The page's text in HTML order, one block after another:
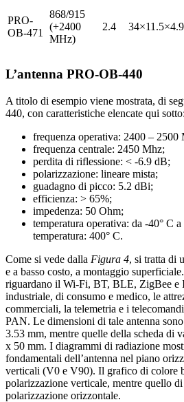
PRO-
OB-471
868/915
(+2400
MHz)
2.4 34×11.5×4.9
L’antenna PRO-OB-440
A titolo di esempio viene mostrata, di
440, con caratteristiche elencate qui sotto:
frequenza operativa: 2400 – 2500
frequenza centrale: 2450 Mhz;
perdita di riflessione: ˂ -6.9 dB;
polarizzazione: lineare mista;
guadagno di picco: 5.2 dBi;
efficienza: > 65%;
impedenza: 50 Ohm;
temperatura operativa: da -40° C
temperatura: 400° C.
Come si vede dalla Figura 4, si tratta di
e a basso costo, a montaggio
riguardano il Wi-Fi, BT, BLE, ZigBee e
industriale, di consumo e medico, le
commerciali, la telemetria e i
PAN. Le dimensioni di tale antenna
3.53 mm, mentre quelle della scheda di
x 50 mm. I diagrammi di radiazione
fondamentali dell’antenna nel piano
verticali (V0 e V90). Il grafico di colore
polarizzazione verticale, mentre quello
polarizzazione orizzontale.